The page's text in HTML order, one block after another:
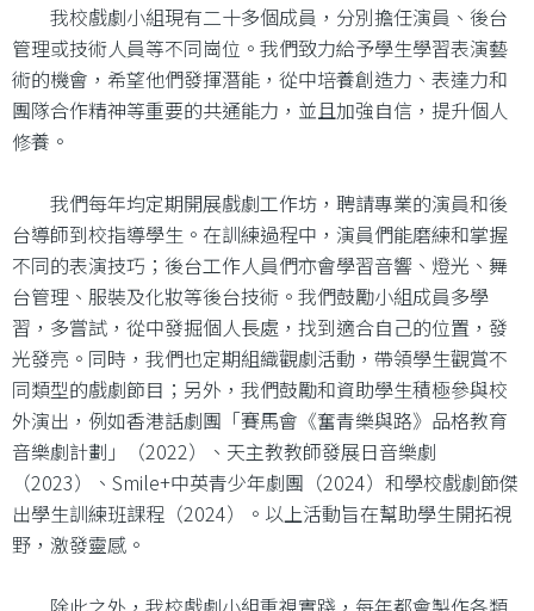
我校戲劇小組現有二十多個成員，分別擔任演員、後台
管理或技術人員等不同崗位。我們致力給予學生學習表演藝
術的機會，希望他們發揮潛能，從中培養創造力、表達力和
團隊合作精神等重要的共通能力，並且加強自信，提升個人
修養。
我們每年均定期開展戲劇工作坊，聘請專業的演員和後
台導師到校指導學生。在訓練過程中，演員們能磨練和掌握
不同的表演技巧；後台工作人員們亦會學習音響、燈光、舞
台管理、服裝及化妝等後台技術。我們鼓勵小組成員多學
習，多嘗試，從中發掘個人長處，找到適合自己的位置，發
光發亮。同時，我們也定期組織觀劇活動，帶領學生觀賞不
同類型的戲劇節目；另外，我們鼓勵和資助學生積極參與校
外演出，例如香港話劇團「賽馬會《奮青樂與路》品格教育
音樂劇計劃」（2022）、天主教教師發展日音樂劇
（2023）、Smile+中英青少年劇團（2024）和學校戲劇節傑
出學生訓練班課程（2024）。以上活動旨在幫助學生開拓視
野，激發靈感。